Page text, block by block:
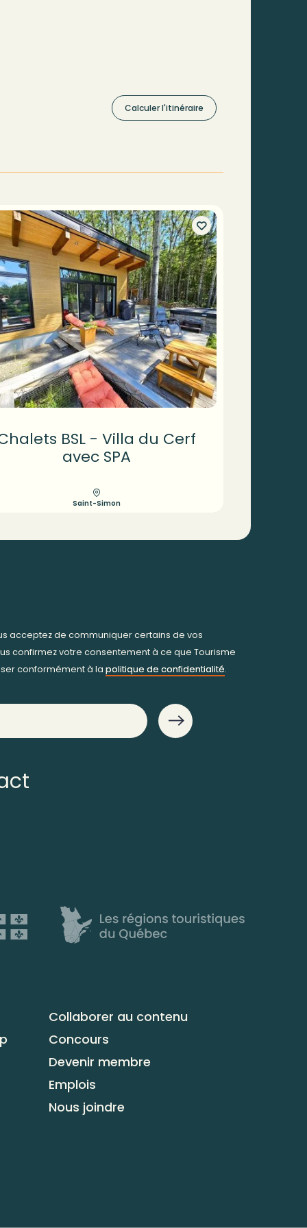
Calculer l'itinéraire
BSL - Villa du Cerf
avec SPA
Saint-Simon
acceptez de communiquer certains de vos
confirmez votre consentement à ce que Tourisme
conformément à la politique de confidentialité.
Collaborer au contenu
Concours
Devenir membre
Emplois
Nous joindre